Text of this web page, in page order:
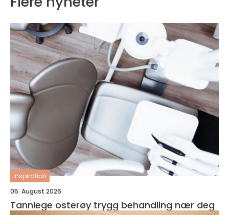
inspiration
05. August 2026
Tannlege osterøy trygg behandling nær deg